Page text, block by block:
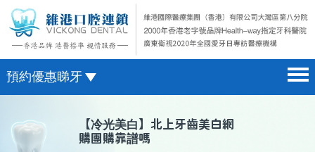
預約優惠睇牙
醫院簡介 hospital introduction
微信預約
【冷光美白】北上牙齒美白網
購團購靠譜嗎